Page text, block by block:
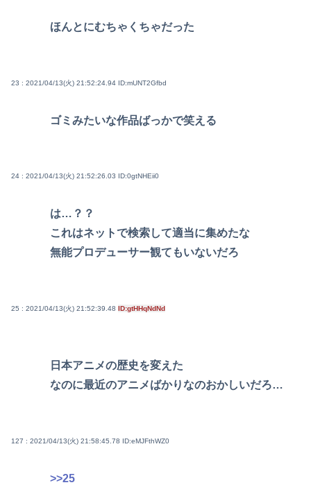
ほんとにむちゃくちゃだった
23 : 2021/04/13(火) 21:52:24.94 ID:mUNT2Gfbd
ゴミみたいな作品ばっかで笑える
24 : 2021/04/13(火) 21:52:26.03 ID:0gtNHEii0
は…？？
これはネットで検索して適当に集めたな
無能プロデューサー観てもいないだろ
25 : 2021/04/13(火) 21:52:39.48 ID:gtHHqNdNd
日本アニメの歴史を変えた
なのに最近のアニメばかりなのおかしいだろ…
127 : 2021/04/13(火) 21:58:45.78 ID:eMJFthWZ0
>>25